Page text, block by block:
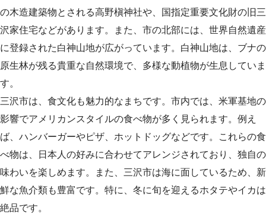
の木造建築物とされる高野槇神社や、国指定重要文化財の旧三
沢家住宅などがあります。また、市の北部には、世界自然遺産
に登録された白神山地が広がっています。白神山地は、ブナの
原生林が残る貴重な自然環境で、多様な動植物が生息していま
す。
三沢市は、食文化も魅力的なまちです。市内では、米軍基地の
影響でアメリカンスタイルの食べ物が多く見られます。例え
ば、ハンバーガーやピザ、ホットドッグなどです。これらの食
べ物は、日本人の好みに合わせてアレンジされており、独自の
味わいを楽しめます。また、三沢市は海に面しているため、新
鮮な魚介類も豊富です。特に、冬に旬を迎えるホタテやイカは
絶品です。